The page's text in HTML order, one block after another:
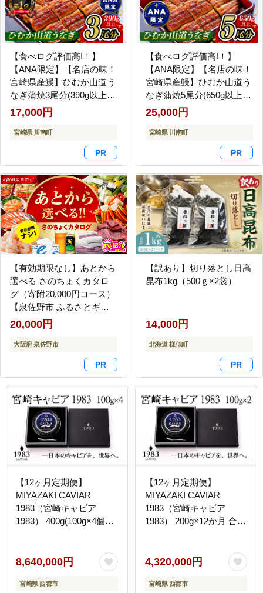
【食べログ評価高!！】
【ANA限定】【名店の味！
宮崎県産鰻】ひむか山道う
なぎ蒲焼3尾分(390g以上)
【 国産 うなぎ ウナギ 鰻
】 [B08411]
17,000円
宮崎県 川南町
【食べログ評価高!！】
【ANA限定】【名店の味！
宮崎県産鰻】ひむか山道う
なぎ蒲焼5尾分(650g以上)
【 国産 うなぎ ウナギ 鰻】
[B08412]
25,000円
宮崎県 川南町
【有効期限なし】あとから
選べる さのちょくカタロ
グ（寄附20,000円コース）
【泉佐野市 ふるさとギフ
ト 4000品以上 高評価 肉 ビ
ール 海鮮 野菜 定期便 タオ
ル ティッシュ 後から カタ
ログギフト あとからセレ
20,000円
大阪府 泉佐野市
【訳あり】切り落とし日高
昆布1kg（500ｇ×2袋）
14,000円
北海道 様似町
【12ヶ月定期便】
MIYAZAKI CAVIAR
1983（宮崎キャビア
1983） 400g(100g×4個）
の＜25-6a＞
8,640,000円
宮崎県 西都市
【12ヶ月定期便】
MIYAZAKI CAVIAR
1983（宮崎キャビア
1983） 200g×12か月 合計
25-5a＞
4,320,000円
宮崎県 西都市